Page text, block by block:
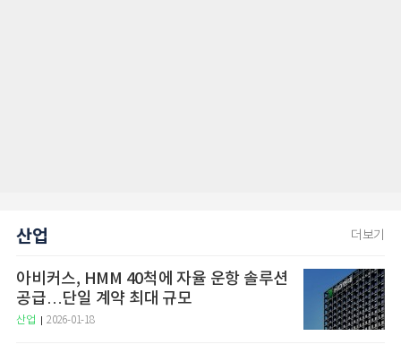
산업 더보기
아비커스, HMM 40척에 자율 운항 솔루션
공급…단일 계약 최대 규모
산업 2026-01-18